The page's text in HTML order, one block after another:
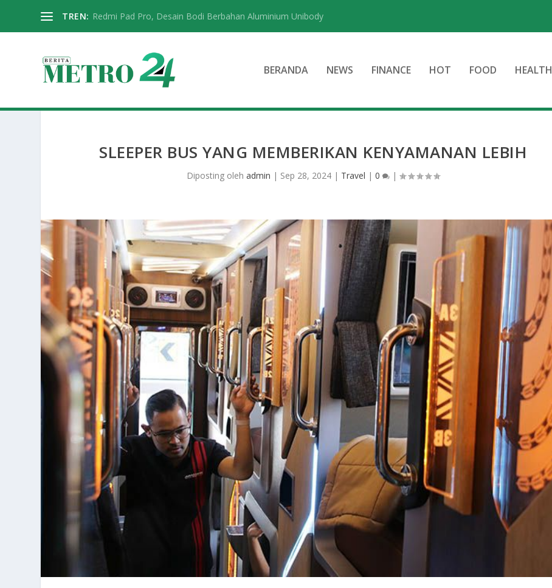
TREN: Redmi Pad Pro, Desain Bodi Berbahan Aluminium Unibody
BERANDA NEWS FINANCE HOT FOOD HEALTH
SLEEPER BUS YANG MEMBERIKAN KENYAMANAN LEBIH
Diposting oleh admin | Sep 28, 2024| Travel | 0 |